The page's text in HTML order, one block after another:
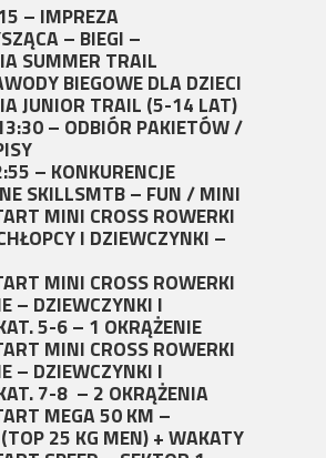
– IMPREZA
– BIEGI –
SUMMER TRAIL
BIEGOWE DLA DZIECI
JUNIOR TRAIL (5-14 LAT)
– ODBIÓR PAKIETÓW /
– KONKURENCJE
SKILLSMTB – FUN / MINI
MINI CROSS ROWERKI
I DZIEWCZYNKI –
MINI CROSS ROWERKI
– DZIEWCZYNKI I
5-6 – 1 OKRĄŻENIE
MINI CROSS ROWERKI
– DZIEWCZYNKI I
7-8 – 2 OKRĄŻENIA
MEGA 50 KM –
25 KG MEN) + WAKATY